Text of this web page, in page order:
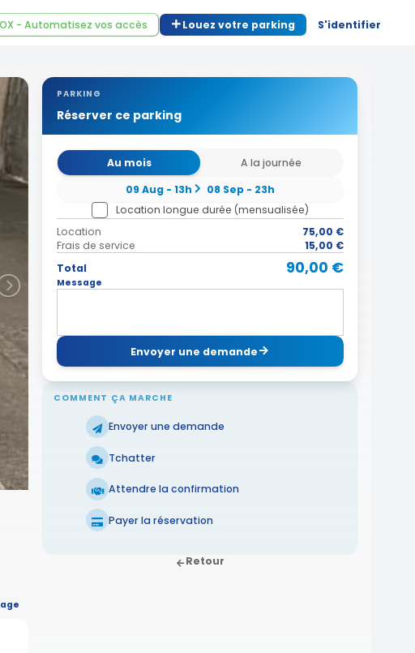
- Automatisez vos accès Louez votre parking S'identifier
PARKING
Réserver ce parking
Au mois
A la journée
09 Aug - 13h
08 Sep - 23h
Location longue durée (mensualisée)
Location
75,00 €
Frais de service
15,00 €
Total
90,00 €
Message
Envoyer une demande
COMMENT ÇA MARCHE
Envoyer une demande
Tchatter
Attendre la confirmation
Payer la réservation
Retour